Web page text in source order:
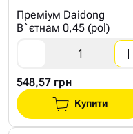
Преміум Daidong
В`єтнам 0,45 (pol)
548,57 грн
Купити